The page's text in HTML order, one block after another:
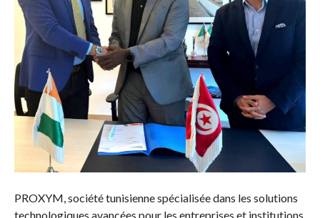
PROXYM, société tunisienne spécialisée dans les solutions
technologiques avancées pour les entreprises et institutions